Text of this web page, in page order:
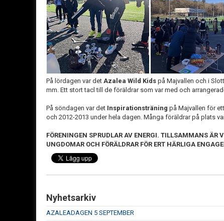
På lördagen var det Azalea Wild Kids på Majvallen och i
mm. Ett stort tacl till de föräldrar som var med och
På söndagen var det Inspirationsträning på Majvallen för
och 2012-2013 under hela dagen. Många föräldrar på plats
FÖRENINGEN SPRUDLAR AV ENERGI. TILLSAMMANS ÄR
UNGDOMAR OCH FÖRÄLDRAR FÖR ERT HÄRLIGA
Nyhetsarkiv
AZALEADAGEN 5 SEPTEMBER